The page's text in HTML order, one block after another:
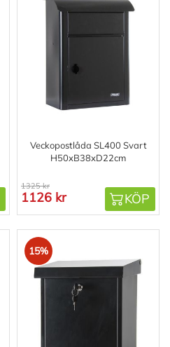
Veckopostlåda SL400 Svart
H50xB38xD22cm
1325 kr
1126 kr KÖP
15%